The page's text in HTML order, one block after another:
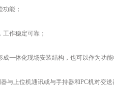
能；
作稳定可靠；
体化现场安装结构，也可以作为功能
上位机通讯或与手持器和PC机对变